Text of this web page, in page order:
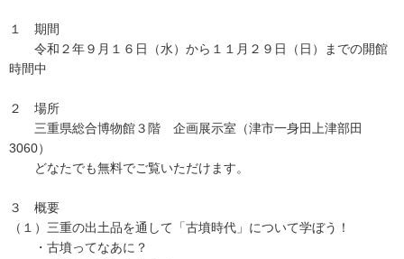
１ 期間
令和２年９月１６日（水）から１１月２９日（日）までの開館
時間中
２ 場所
三重県総合博物館３階 企画展示室（津市一身田上津部田
3060）
どなたでも無料でご覧いただけます。
３ 概要
（１）三重の出土品を通して「古墳時代」について学ぼう！
・古墳ってなあに？